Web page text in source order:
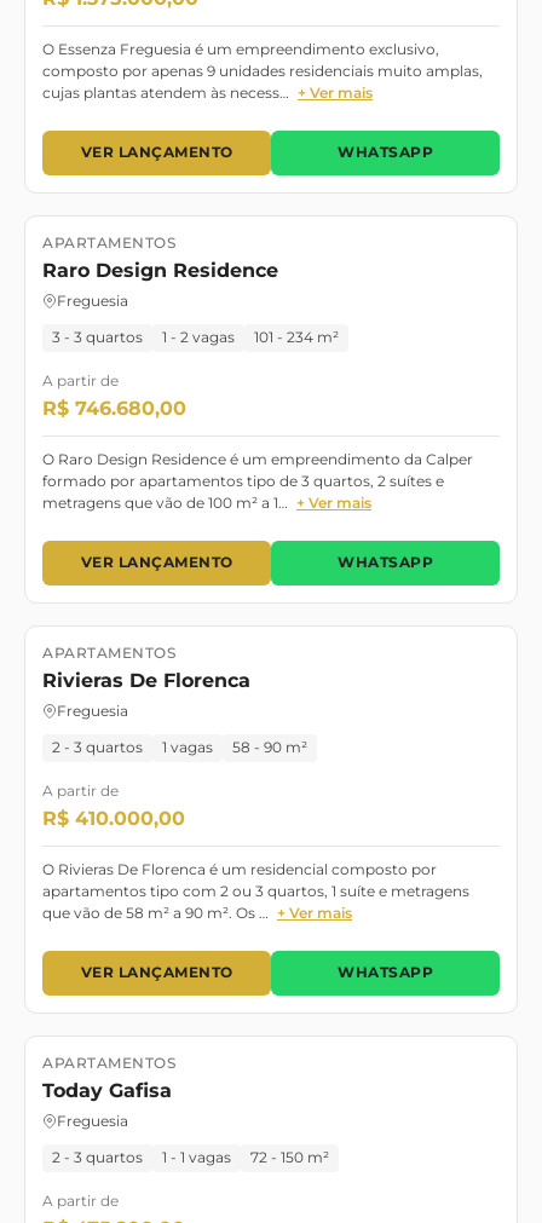
O Essenza Freguesia é um empreendimento exclusivo,
composto por apenas 9 unidades residenciais muito amplas,
cujas plantas atendem às necess… + Ver mais
VER LANÇAMENTO WHATSAPP
Lançamento Pronto para morar
APARTAMENTOS
Raro Design Residence
Freguesia
3 - 3 quartos 1 - 2 vagas 101 - 234 m²
A partir de
R$ 746.680,00
O Raro Design Residence é um empreendimento da Calper
formado por apartamentos tipo de 3 quartos, 2 suítes e
metragens que vão de 100 m² a 1… + Ver mais
VER LANÇAMENTO WHATSAPP
Lançamento
APARTAMENTOS
Rivieras De Florenca
Freguesia
2 - 3 quartos 1 vagas 58 - 90 m²
A partir de
R$ 410.000,00
O Rivieras De Florenca é um residencial composto por
apartamentos tipo com 2 ou 3 quartos, 1 suíte e metragens
que vão de 58 m² a 90 m². Os … + Ver mais
VER LANÇAMENTO WHATSAPP
Lançamento Pronto para morar
APARTAMENTOS
Today Gafisa
Freguesia
2 - 3 quartos 1 - 1 vagas 72 - 150 m²
A partir de